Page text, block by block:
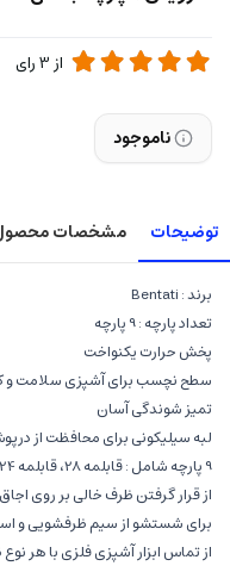
از 3رای
ناموجود
توضیحات مشخصات
برند : Bentati
تعداد پارچه : 9 پارچه
پخش حرارت یکنواخت
سطح نچسب برای آشپزی سلامت و
تمیز شوندگی آسان
لبه سیلیکونی برای محافظت از
9 پارچه شامل : قابلمه 28، قابلمه 24، قابلمه 20، تابه دو دسته 28، تابه تک دسته 20
از قرار گرفتن ظرف خالی بر روی
برای شستشو از سیم ظرفشویی و
از تماس ابزار آشپزی فلزی با هر